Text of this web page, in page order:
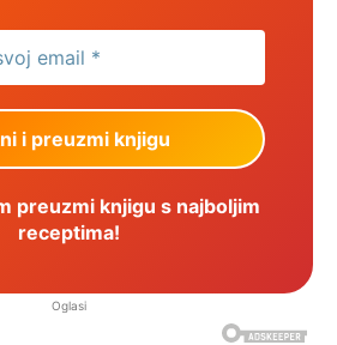
preuzmi knjigu s najboljim
receptima!
Oglasi